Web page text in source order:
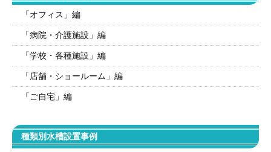
「オフィス」編
「病院・介護施設」編
「学校・各種施設」編
「店舗・ショールーム」編
「ご自宅」編
種類別水槽設置事例